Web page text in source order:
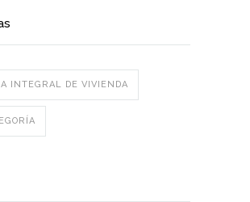
INTEGRAL DE VIVIENDA